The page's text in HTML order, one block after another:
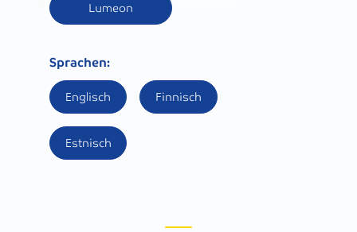
Lumeon
Sprachen:
Englisch
Estnisch
Finnisch